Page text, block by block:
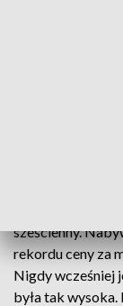
sześcienny.
rekordu ceny za
Nigdy wcześniej
była tak wysoka.